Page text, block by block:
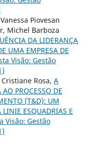
Piovesan
Michel Barboza
DA LIDERANÇA
UMA EMPRESA DE
Visão: Gestão
Rosa, A
PROCESSO DE
(T&D): UM
LINIE ESQUADRIAS E
Visão: Gestão